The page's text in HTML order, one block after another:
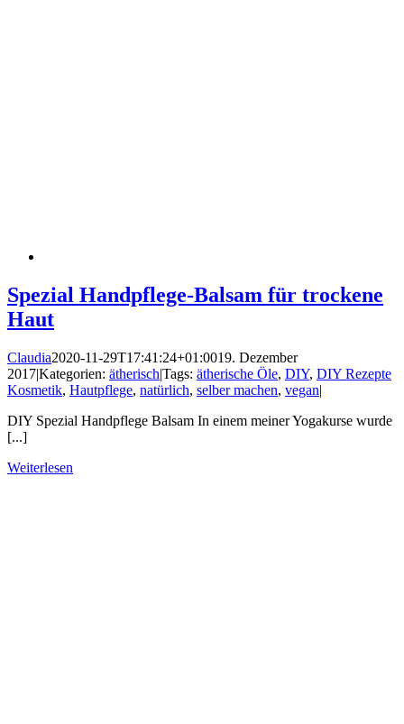
Spezial Handpflege-Balsam für trockene
Haut
Claudia2020-11-29T17:41:24+01:0019. Dezember
2017|Kategorien: ätherisch|Tags: ätherische Öle, DIY, DIY Rezepte
Kosmetik, Hautpflege, natürlich, selber machen, vegan|
DIY Spezial Handpflege Balsam In einem meiner Yogakurse wurde
[...]
Weiterlesen